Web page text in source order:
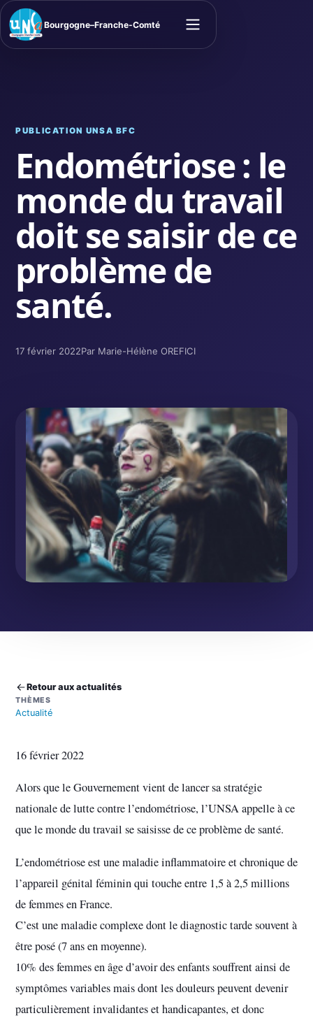
Bourgogne–Franche-Comté
Ouvrir le menu
PUBLICATION UNSA BFC
Endométriose : le
monde du travail
doit se saisir de ce
problème de
santé.
17 février 2022Par Marie-Hélène OREFICI
Retour aux actualités
THÈMES
Actualité
16 février 2022
Alors que le Gouvernement vient de lancer sa stratégie
nationale de lutte contre l’endométriose, l’UNSA appelle à ce
que le monde du travail se saisisse de ce problème de santé.
L’endométriose est une maladie inflammatoire et chronique de
l’appareil génital féminin qui touche entre 1,5 à 2,5 millions
de femmes en France.
C’est une maladie complexe dont le diagnostic tarde souvent à
être posé (7 ans en moyenne).
10% des femmes en âge d’avoir des enfants souffrent ainsi de
symptômes variables mais dont les douleurs peuvent devenir
particulièrement invalidantes et handicapantes, et donc